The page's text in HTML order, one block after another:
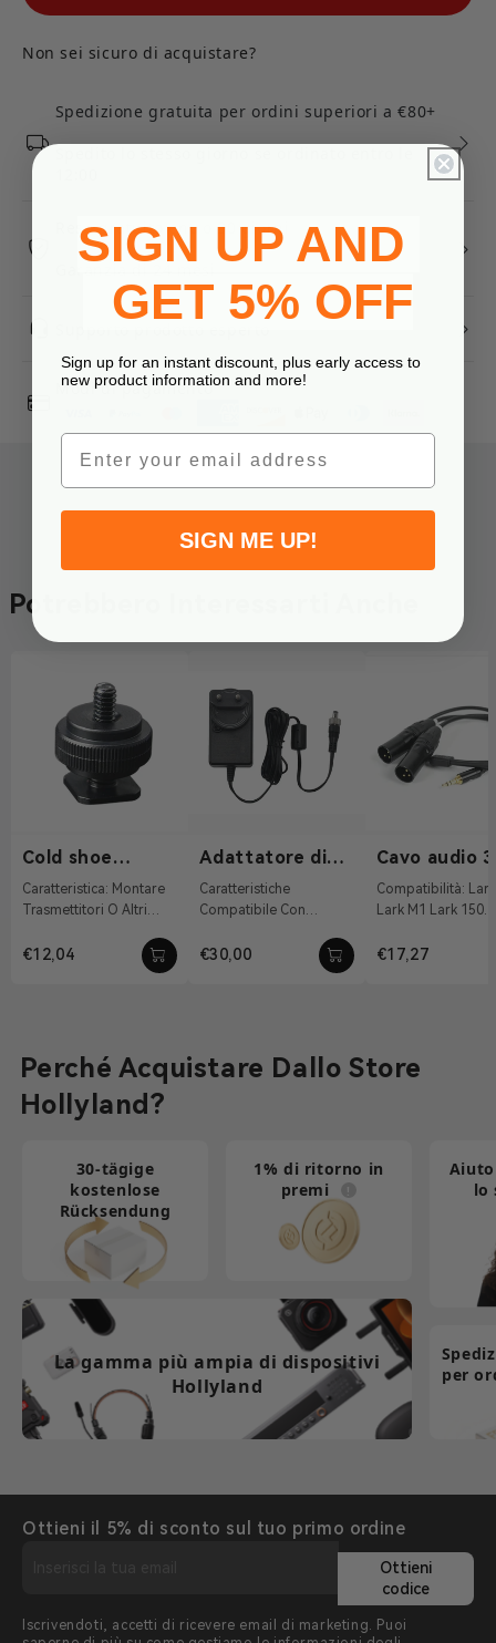
Non sei sicuro di acquistare?
Spedizione gratuita per ordini superiori a €80+
Reso gratuito entro 30 giorni
Modi di pagamento
Potrebbero Interessarti Anche
Cold shoe
1/4"-20
Caratteristica: Montare
Trasmettitori O Altri
Lega Di Alluminio Peso:
€12,04
Adattatore di
alimentazione
DC 12V/2A
Caratteristiche
Compatibile Con
Wireless, Pyro S, Pyro H
€30,00
Cavo audio
mm a XLR
doppio
Compatibilità: Lark Max
Lark M1 Lark 150
Converte
€17,27
Perché Acquistare Dallo Store
Hollyland?
30‑tägige
kostenlose
Rücksendung
1% di ritorno in
premi
lo
La gamma più ampia di dispositivi
Hollyland
per
Ottieni il 5% di sconto sul tuo primo ordine
Ottieni
codice
Iscrivendoti, accetti di ricevere email di marketing. Puoi
SIGN UP AND
GET 5% OFF
Sign up for an instant discount, plus early access to
new product information and more!
Email
SIGN ME UP!